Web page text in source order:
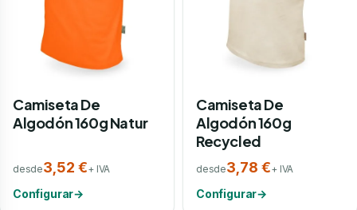
Camiseta De
Algodón 160g Natur
desde3,52 €+ IVA
Configurar→
Camiseta De
Algodón 160g
Recycled
desde3,78 €+ IVA
Configurar→